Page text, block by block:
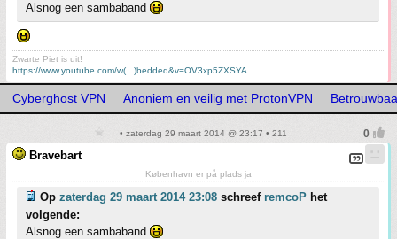
Alsnog een sambaband
Zwarte Piet is uit!
https://www.youtube.com/w(...)bedded&v=OV3xp5ZXSYA
Cyberghost VPN Anoniem en veilig met ProtonVPN
• zaterdag 29 maart 2014 @ 23:17 • 211
Bravebart
København er på plads ja
Op zaterdag 29 maart 2014 23:08 schreef remcoP het
volgende:
Alsnog een sambaband